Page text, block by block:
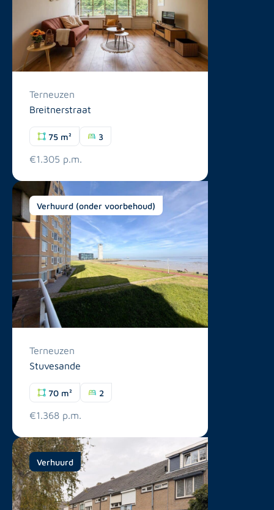
Terneuzen
Breitnerstraat
75 m² 3
€1.305 p.m.
Verhuurd (onder voorbehoud)
Terneuzen
Stuvesande
70 m² 2
€1.368 p.m.
Verhuurd